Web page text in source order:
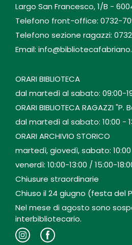
Largo San Francesco, 1/B -
Telefono front-office: 0732-
Telefono sezione ragazzi:
Email:
ORARI BIBLIOTECA
dal martedì al sabato: 09:00-
ORARI BIBLIOTECA RAGAZZI
dal martedì al sabato: 10:00 -
ORARI ARCHIVIO STORICO
martedì, giovedì, sabato: 10:00
venerdì: 10:00-13:00 / 15:00-
Chiusure straordinarie
Chiuso il 24 giugno (festa del
Nel mese di agosto sono
interbibliotecario.